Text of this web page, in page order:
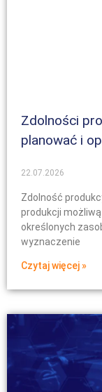
Zdolności
planować i
22.07.2026
Zdolność
produkcji
określonych
wyznaczenie
Czytaj więcej »